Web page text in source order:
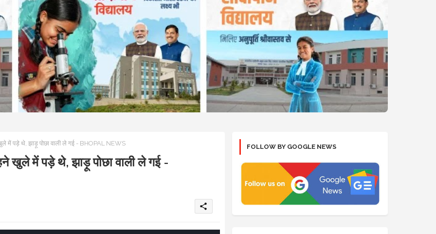
में पड़े थे, झाड़ू पोछा वाली ले गई - BHOPAL NEWS
खुले में पड़े थे, झाड़ू पोछा वाली ले गई -
share
FOLLOW BY GOOGLE NEWS